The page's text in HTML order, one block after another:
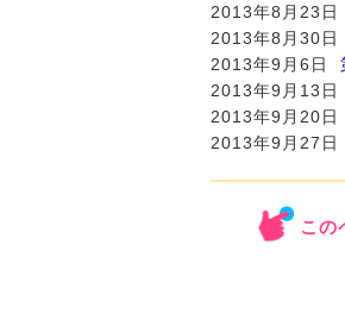
2013年8月23日
2013年8月30日
2013年9月6日
2013年9月13日
2013年9月20日
2013年9月27日
この